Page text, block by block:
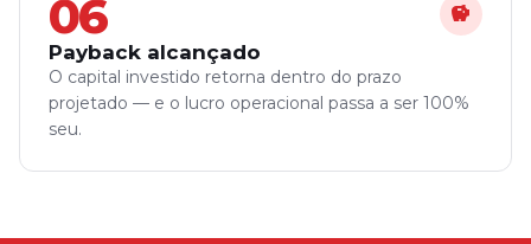
06 savings
Payback alcançado
O capital investido retorna dentro do prazo
projetado — e o lucro operacional passa a ser 100%
seu.